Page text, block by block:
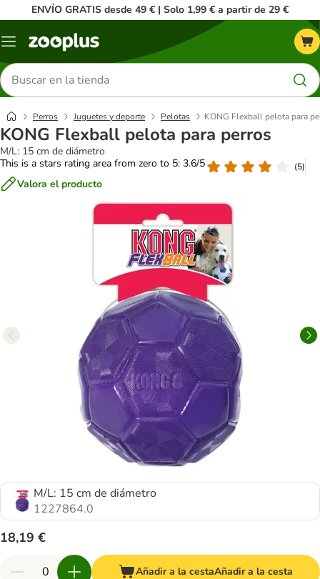
ENVÍO GRATIS desde 49 € | Solo 1,99 € a partir de 29 €
Menú
Buscar
productos
Perros Juguetes y deporte Pelotas KONG Flexball pelota para
KONG Flexball pelota para perros
M/L: 15 cm de diámetro
This is a stars rating area from zero to 5: 3.6/5
(5)
Valora el producto
M/L: 15 cm de diámetro
1227864.0
18,19 €
Añadir a la cestaAñadir a la cesta